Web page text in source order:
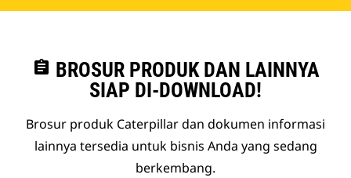
assignment BROSUR PRODUK DAN LAINNYA
SIAP DI-DOWNLOAD!
Brosur produk Caterpillar dan dokumen informasi
lainnya tersedia untuk bisnis Anda yang sedang
berkembang.